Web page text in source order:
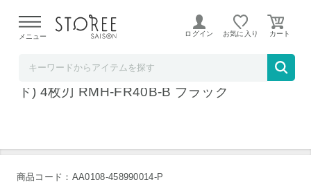
よる配送遅延が発生しております。
メニュー ログイン お気に入り
日立 メンズシェーバー S-blade (エスブレー
ド) 4枚刃 RMH-FR40B-B ブラック
商品コード：AA0108-458990014-P